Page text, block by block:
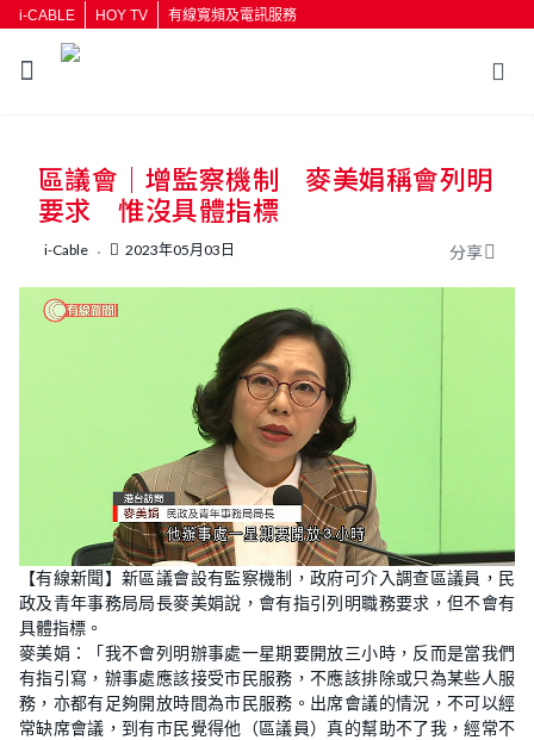
i-CABLE HOY TV 有線寬頻及電訊服務
按輸入鍵開始搜尋
區議會｜增監察機制 麥美娟稱會列明
要求 惟沒具體指標
i-Cable 2023年05月03日 分享
U
n
m
u
t
L
o
a
d
e
4
2
.
2
5
%
【有線新聞】新區議會設有監察機制，政府可介入調查區議員，民
政及青年事務局局長麥美娟說，會有指引列明職務要求，但不會有
具體指標。
麥美娟：「我不會列明辦事處一星期要開放三小時，反而是當我們
有指引寫，辦事處應該接受市民服務，不應該排除或只為某些人服
務，亦都有足夠開放時間為市民服務。出席會議的情況，不可以經
常缺席會議，到有市民覺得他（區議員）真的幫助不了我，經常不